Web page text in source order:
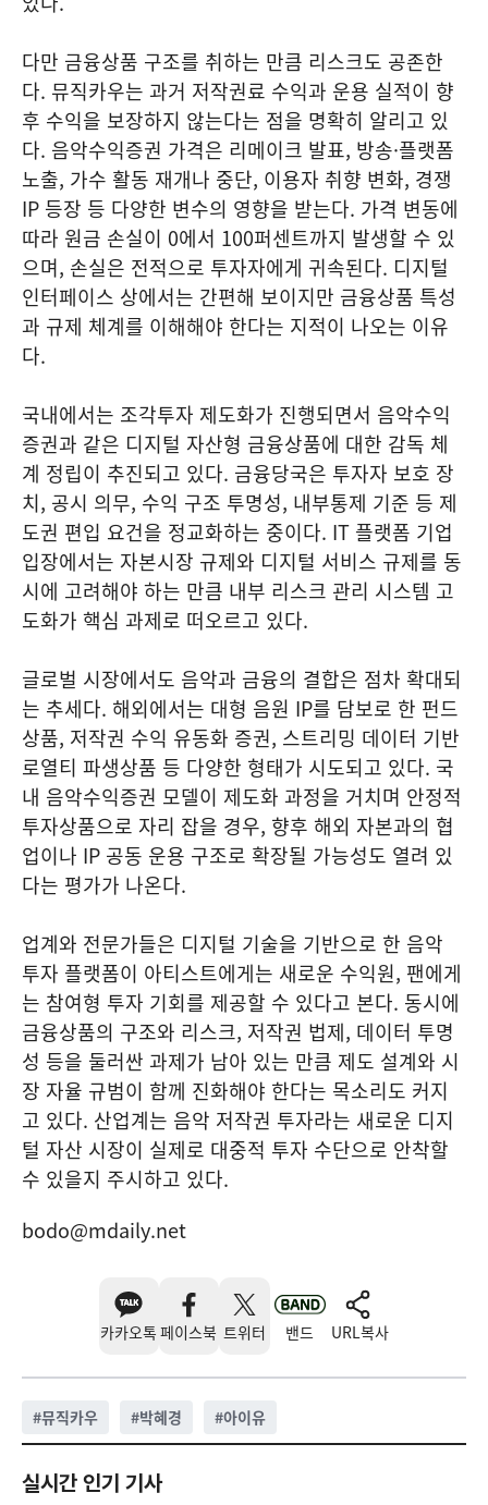
다만 금융상품 구조를 취하는 만큼 리스크도 공존한
다. 뮤직카우는 과거 저작권료 수익과 운용 실적이 향
후 수익을 보장하지 않는다는 점을 명확히 알리고 있
다. 음악수익증권 가격은 리메이크 발표, 방송·플랫폼
노출, 가수 활동 재개나 중단, 이용자 취향 변화, 경쟁
IP 등장 등 다양한 변수의 영향을 받는다. 가격 변동에
따라 원금 손실이 0에서 100퍼센트까지 발생할 수 있
으며, 손실은 전적으로 투자자에게 귀속된다. 디지털
인터페이스 상에서는 간편해 보이지만 금융상품 특성
과 규제 체계를 이해해야 한다는 지적이 나오는 이유
다.
국내에서는 조각투자 제도화가 진행되면서 음악수익
증권과 같은 디지털 자산형 금융상품에 대한 감독 체
계 정립이 추진되고 있다. 금융당국은 투자자 보호 장
치, 공시 의무, 수익 구조 투명성, 내부통제 기준 등 제
도권 편입 요건을 정교화하는 중이다. IT 플랫폼 기업
입장에서는 자본시장 규제와 디지털 서비스 규제를 동
시에 고려해야 하는 만큼 내부 리스크 관리 시스템 고
도화가 핵심 과제로 떠오르고 있다.
글로벌 시장에서도 음악과 금융의 결합은 점차 확대되
는 추세다. 해외에서는 대형 음원 IP를 담보로 한 펀드
상품, 저작권 수익 유동화 증권, 스트리밍 데이터 기반
로열티 파생상품 등 다양한 형태가 시도되고 있다. 국
내 음악수익증권 모델이 제도화 과정을 거치며 안정적
투자상품으로 자리 잡을 경우, 향후 해외 자본과의 협
업이나 IP 공동 운용 구조로 확장될 가능성도 열려 있
다는 평가가 나온다.
업계와 전문가들은 디지털 기술을 기반으로 한 음악
투자 플랫폼이 아티스트에게는 새로운 수익원, 팬에게
는 참여형 투자 기회를 제공할 수 있다고 본다. 동시에
금융상품의 구조와 리스크, 저작권 법제, 데이터 투명
성 등을 둘러싼 과제가 남아 있는 만큼 제도 설계와 시
장 자율 규범이 함께 진화해야 한다는 목소리도 커지
고 있다. 산업계는 음악 저작권 투자라는 새로운 디지
털 자산 시장이 실제로 대중적 투자 수단으로 안착할
수 있을지 주시하고 있다.
bodo@mdaily.net
카카오톡 페이스북 트위터 밴드 URL복사
#뮤직카우 #박혜경 #아이유
실시간 인기 기사